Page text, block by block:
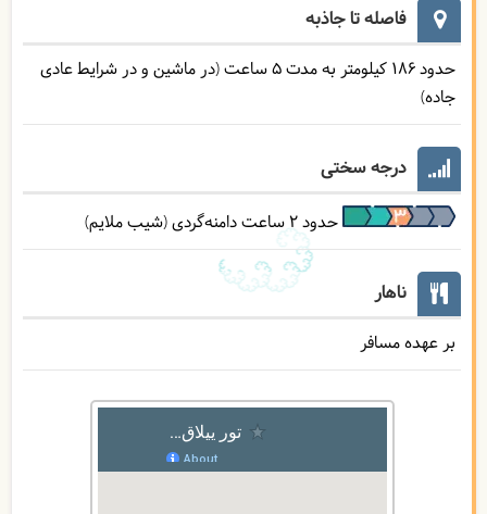
فاصله تا جاذبه
حدود 186 کیلومتر به مدت 5 ساعت (در ماشین و در شرایط عادی
جاده)
درجه سختی
حدود 2 ساعت دامنه‌گردی (شیب ملایم)
ناهار
بر عهده مسافر